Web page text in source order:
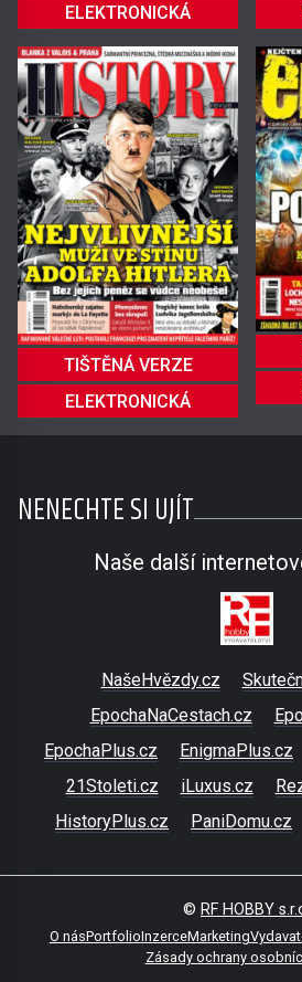
ELEKTRONICKÁ
TIŠTĚNÁ VERZE
ELEKTRONICKÁ
NENECHTE SI UJÍT
Naše další
NašeHvězdy.cz
EpochaNaCestach.cz
EpochaPlus.cz
EnigmaPlus.cz
21Stoleti.cz
iLuxus.cz
HistoryPlus.cz
PaniDomu.cz
© RF HOBBY
O násPortfolioInzerceMarketing
Zásady ochrany